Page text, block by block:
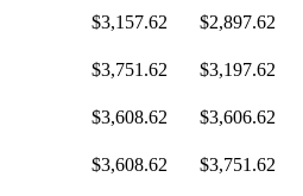
$3,157.62
$2,897.62
$3,751.62
$3,197.62
$3,608.62
$3,606.62
$3,608.62 $3,751.62